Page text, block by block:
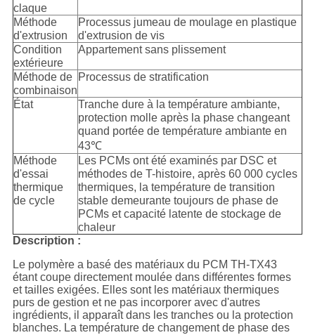
claque
Méthode
d'extrusion
Processus jumeau de moulage en plastique
d'extrusion de vis
Condition
extérieure
Appartement sans plissement
Méthode de
combinaison
Processus de stratification
État
Tranche dure à la température ambiante,
protection molle après la phase changeant
quand portée de température ambiante en
43℃
Méthode
d'essai
thermique
de cycle
Les PCMs ont été examinés par DSC et
méthodes de T-histoire, après 60 000 cycles
thermiques, la température de transition
stable demeurante toujours de phase de
PCMs et capacité latente de stockage de
chaleur
Description :
Le polymère a basé des matériaux du PCM TH-TX43
étant coupe directement moulée dans différentes formes
et tailles exigées. Elles sont les matériaux thermiques
purs de gestion et ne pas incorporer avec d'autres
ingrédients, il apparaît dans les tranches ou la protection
blanches. La température de changement de phase des